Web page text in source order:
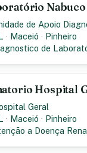
Nabuco
de Apoio
· Maceió · Pinheiro
de
Hospital
Geral
· Maceió · Pinheiro
a Doença